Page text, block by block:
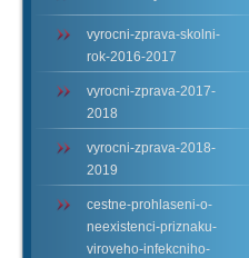
vyrocni-zprava-skolni-
rok-2016-2017
vyrocni-zprava-2017-
2018
vyrocni-zprava-2018-
2019
cestne-prohlaseni-o-
neexistenci-priznaku-
viroveho-infekcniho-